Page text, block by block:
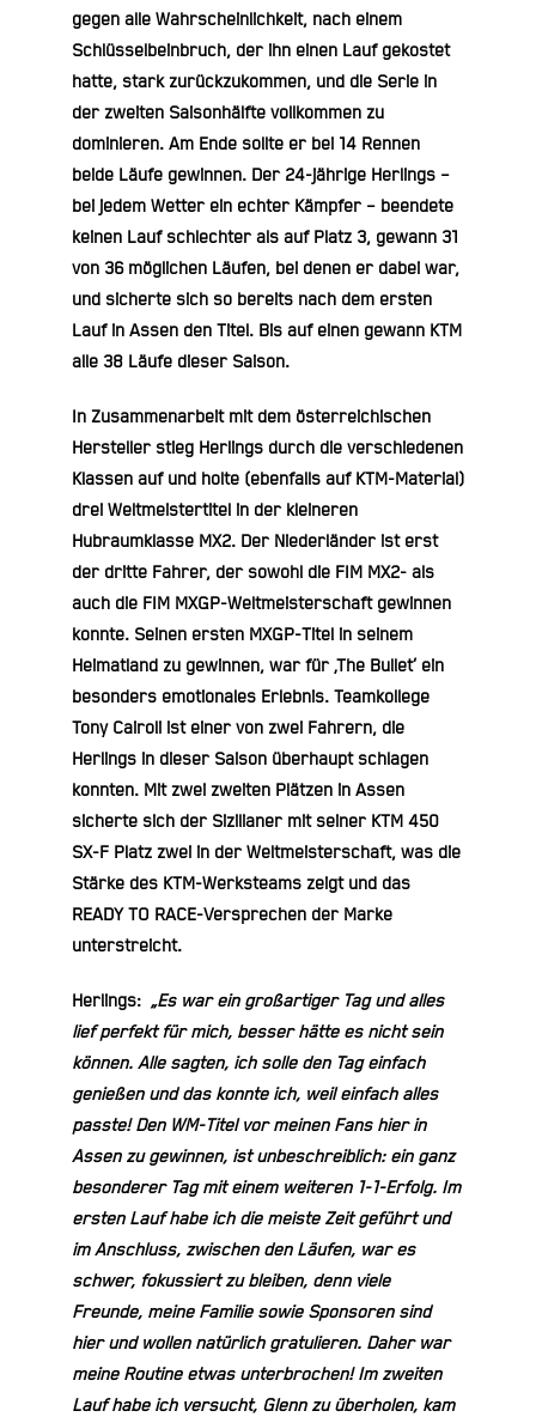
gegen alle Wahrscheinlichkeit, nach einem
Schlüsselbeinbruch, der ihn einen Lauf gekostet
hatte, stark zurückzukommen, und die Serie in
der zweiten Saisonhälfte vollkommen zu
dominieren. Am Ende sollte er bei 14 Rennen
beide Läufe gewinnen. Der 24-jährige Herlings –
bei jedem Wetter ein echter Kämpfer – beendete
keinen Lauf schlechter als auf Platz 3, gewann 31
von 36 möglichen Läufen, bei denen er dabei war,
und sicherte sich so bereits nach dem ersten
Lauf in Assen den Titel. Bis auf einen gewann KTM
alle 38 Läufe dieser Saison.
In Zusammenarbeit mit dem österreichischen
Hersteller stieg Herlings durch die verschiedenen
Klassen auf und holte (ebenfalls auf KTM-Material)
drei Weltmeistertitel in der kleineren
Hubraumklasse MX2. Der Niederländer ist erst
der dritte Fahrer, der sowohl die FIM MX2- als
auch die FIM MXGP-Weltmeisterschaft gewinnen
konnte. Seinen ersten MXGP-Titel in seinem
Heimatland zu gewinnen, war für ‚The Bullet‘ ein
besonders emotionales Erlebnis. Teamkollege
Tony Cairoli ist einer von zwei Fahrern, die
Herlings in dieser Saison überhaupt schlagen
konnten. Mit zwei zweiten Plätzen in Assen
sicherte sich der Sizilianer mit seiner KTM 450
SX-F Platz zwei in der Weltmeisterschaft, was die
Stärke des KTM-Werksteams zeigt und das
READY TO RACE-Versprechen der Marke
unterstreicht.
Herlings: „Es war ein großartiger Tag und alles
lief perfekt für mich, besser hätte es nicht sein
können. Alle sagten, ich solle den Tag einfach
genießen und das konnte ich, weil einfach alles
passte! Den WM-Titel vor meinen Fans hier in
Assen zu gewinnen, ist unbeschreiblich: ein ganz
besonderer Tag mit einem weiteren 1-1-Erfolg. Im
ersten Lauf habe ich die meiste Zeit geführt und
im Anschluss, zwischen den Läufen, war es
schwer, fokussiert zu bleiben, denn viele
Freunde, meine Familie sowie Sponsoren sind
hier und wollen natürlich gratulieren. Daher war
meine Routine etwas unterbrochen! Im zweiten
Lauf habe ich versucht, Glenn zu überholen, kam